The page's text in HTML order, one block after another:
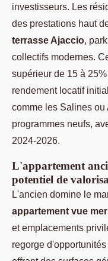
investisseurs. Les
des prestations haut
terrasse Ajaccio,
collectifs modernes.
supérieur de 15 à
rendement locatif
comme les Salines ou
programmes neufs,
2024-2026.
L'appartement
potentiel de
L'ancien domine le
appartement vue
et emplacements
regorge